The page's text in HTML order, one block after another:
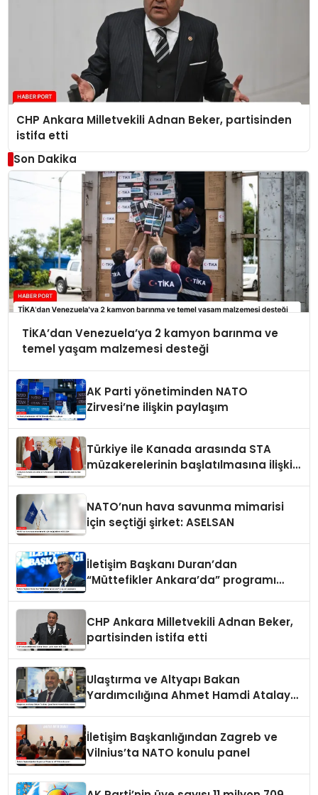
CHP Ankara Milletvekili Adnan Beker, partisinden
istifa etti
Son Dakika
TİKA’dan Venezuela’ya 2 kamyon barınma ve
temel yaşam malzemesi desteği
AK Parti yönetiminden NATO
Zirvesi’ne ilişkin paylaşım
Türkiye ile Kanada arasında STA
müzakerelerinin başlatılmasına ilişkin
NATO’nun hava savunma mimarisi
için seçtiği şirket: ASELSAN
İletişim Başkanı Duran’dan
“Müttefikler Ankara’da” programı
CHP Ankara Milletvekili Adnan Beker,
partisinden istifa etti
Ulaştırma ve Altyapı Bakan
Yardımcılığına Ahmet Hamdi Atalay
İletişim Başkanlığından Zagreb ve
Vilnius’ta NATO konulu panel